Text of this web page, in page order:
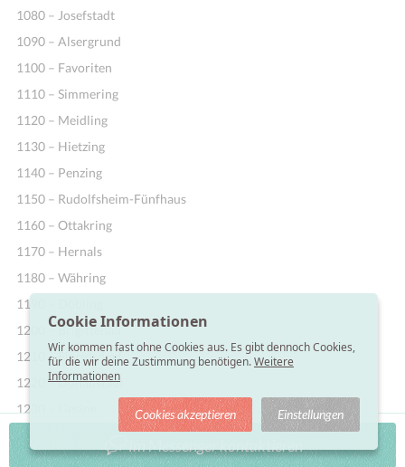
Im Messenger kontaktieren
1080 – Josefstadt
1090 – Alsergrund
1100 – Favoriten
1110 – Simmering
1120 – Meidling
1130 – Hietzing
1140 – Penzing
1150 – Rudolfsheim-Fünfhaus
1160 – Ottakring
1170 – Hernals
1180 – Währing
1190 – Döbling
1200 – Brigittenau
1210 – Floridsdorf
1220 – Donaustadt
1230 – Liesing
Cookie Informationen
Wir kommen fast ohne Cookies aus. Es gibt dennoch Cookies,
für die wir deine Zustimmung benötigen.Weitere
Informationen
Cookies akzeptieren Einstellungen